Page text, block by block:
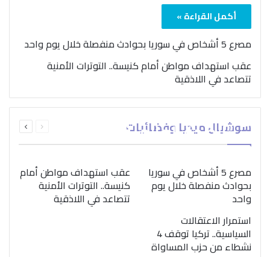
أكمل القراءة »
مصرع 5 أشخاص في سوريا بحوادث منفصلة خلال يوم واحد
عقب استهداف مواطن أمام كنيسة.. التوترات الأمنية
تتصاعد في اللاذقية
سوشيال ميديا وفضائيات الصفحةالصفحة
بمناسبة اليوم الدولي..
“الصحة العالمية” تؤكد
ضرورة اتباع نهج متكامل
لمواجهة إدمان المخدرات
مصرع 5 أشخاص في سوريا
بحوادث منفصلة خلال يوم
واحد
عقب استهداف مواطن أمام
كنيسة.. التوترات الأمنية
تتصاعد في اللاذقية
استمرار الاعتقالات
السياسية.. تركيا توقف 4
نشطاء من حزب المساواة